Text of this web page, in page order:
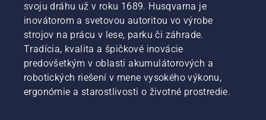
svoju dráhu už v roku 1689. Husqvarna je
inovátorom a svetovou autoritou vo výrobe
strojov na prácu v lese, parku či záhrade.
Tradícia, kvalita a špičkové inovácie
predovšetkým v oblasti akumulátorových a
robotických riešení v mene vysokého výkonu,
ergonómie a starostlivosti o životné prostredie.